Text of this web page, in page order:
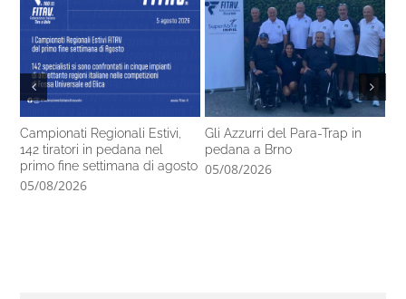
Campionati Regionali Estivi,
142 tiratori in pedana nel
primo fine settimana di agosto
05/08/2026
Gli Azzurri del Para-Trap in
pedana a Brno
05/08/2026